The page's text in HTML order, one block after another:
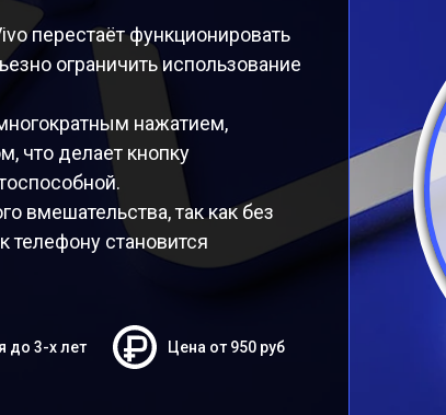
перестаёт функционировать
ограничить использование
нажатием,
что делает кнопку
вмешательства, так как без
телефону становится
до 3-х лет Цена от 950 руб